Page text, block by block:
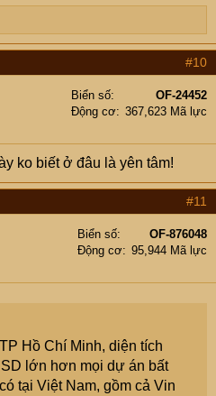
#10
Biển số
OF-24452
Động cơ
367,623 Mã lực
ko biết ở đâu là yên tâm!
#11
Biển số
OF-876048
Động cơ
95,944 Mã lực
Hồ Chí Minh, diện tích
lớn hơn mọi dự án bất
tại Việt Nam, gồm cả Vin